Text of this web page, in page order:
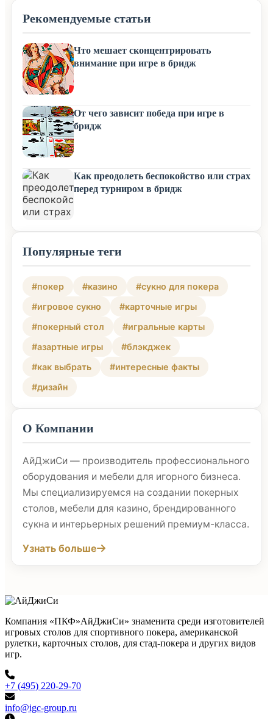
Рекомендуемые статьи
Что мешает сконцентрировать
внимание при игре в бридж
От чего зависит победа при игре в
бридж
Как преодолеть беспокойство или страх
перед турниром в бридж
Популярные теги
#покер #казино
#сукно для покера
#игровое сукно
#карточные игры
#покерный стол
#игральные карты
#азартные игры
#блэкджек
#как выбрать
#интересные факты
#дизайн
О Компании
АйДжиСи — производитель профессионального
оборудования и мебели для игорного бизнеса.
Мы специализируемся на создании покерных
столов, мебели для казино, брендированного
сукна и интерьерных решений премиум-класса.
Узнать больше
Компания «ПКФ»АйДжиСи» знаменита среди изготовителей
игровых столов для спортивного покера, американской
рулетки, карточных столов, для стад-покера и других видов
игр.
+7 (495) 220-29-70
info@igc-group.ru